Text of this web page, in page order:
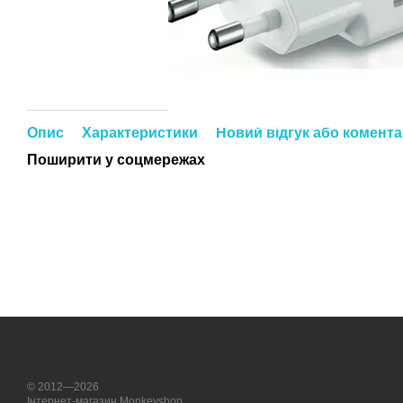
Опис Характеристики
Новий відгук або
Поширити у соцмережах
© 2012—2026